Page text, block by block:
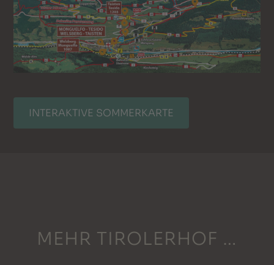
INTERAKTIVE SOMMERKARTE
MEHR TIROLERHOF …